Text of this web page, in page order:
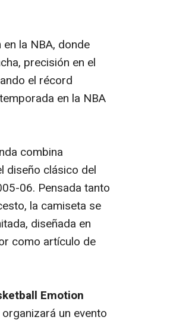
la NBA, donde
precisión en el
el récord
en la NBA
combina
diseño clásico del
06. Pensada tanto
la camiseta se
diseñada en
como artículo de
Emotion
organizará un evento